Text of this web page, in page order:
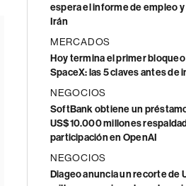
espera el informe de empleo
Irán
MERCADOS
Hoy termina el primer
SpaceX: las 5 claves antes de
NEGOCIOS
SoftBank obtiene un
US$10.000 millones
participación en OpenAI
NEGOCIOS
Diageo anuncia un recorte de